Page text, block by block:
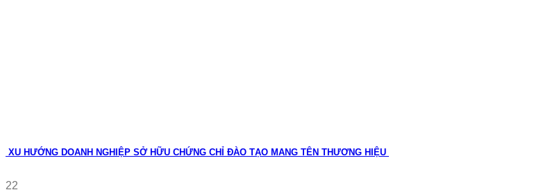
XU HƯỚNG DOANH NGHIỆP SỞ HỮU CHỨNG CHỈ ĐÀO TẠO MANG TÊN THƯƠNG HIỆU
22